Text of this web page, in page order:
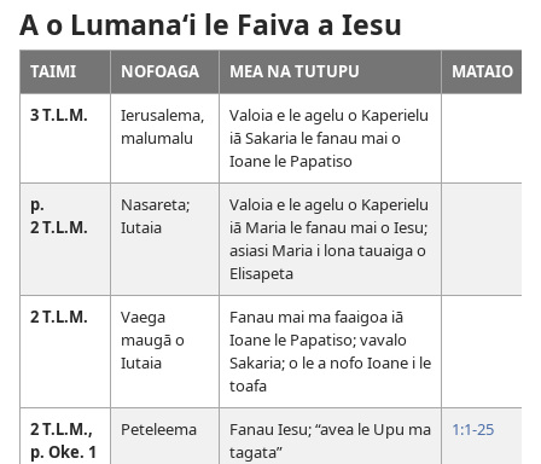
A o Lumanaʻi le Faiva a Iesu
TAIMI NOFOAGA MEA NA TUTUPU
MATAIO
3 T.L.M.
Ierusalema,
malumalu
Valoia e le agelu o Kaperielu
iā Sakaria le fanau mai o
Ioane le Papatiso
p.
2 T.L.M.
Nasareta;
Iutaia
Valoia e le agelu o Kaperielu
iā Maria le fanau mai o Iesu;
asiasi Maria i lona tauaiga o
Elisapeta
2 T.L.M.
Vaega
maugā o
Iutaia
Fanau mai ma faaigoa iā
Ioane le Papatiso; vavalo
Sakaria; o le a nofo Ioane i le
toafa
2 T.L.M.,
p. Oke. 1
Peteleema
Fanau Iesu; “avea le Upu ma
tagata”
1:1-25